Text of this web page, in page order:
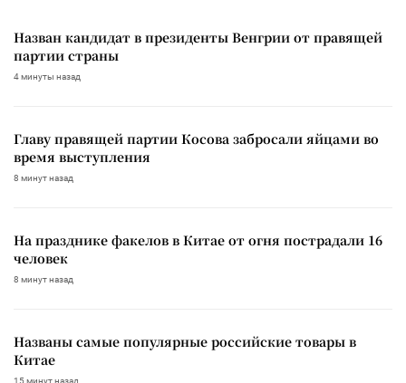
Назван кандидат в президенты Венгрии от правящей
партии страны
4 минуты назад
Главу правящей партии Косова забросали яйцами во
время выступления
8 минут назад
На празднике факелов в Китае от огня пострадали 16
человек
8 минут назад
Названы самые популярные российские товары в
Китае
15 минут назад